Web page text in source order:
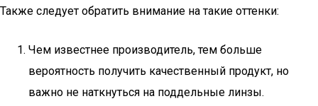
Также следует обратить внимание на такие оттенки:
Чем известнее производитель, тем больше
вероятность получить качественный продукт, но
важно не наткнуться на поддельные линзы.